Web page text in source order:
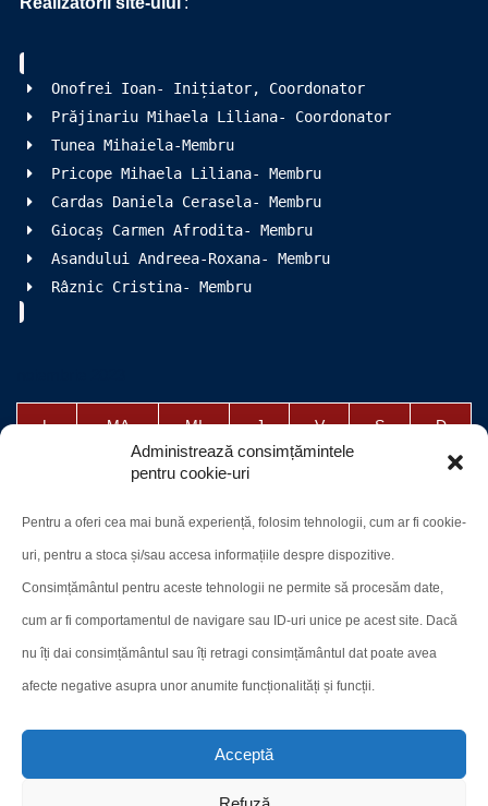
Administrează consimțămintele
pentru cookie-uri
Pentru a oferi cea mai bună experiență, folosim tehnologii, cum ar fi cookie-
uri, pentru a stoca și/sau accesa informațiile despre dispozitive.
Consimțământul pentru aceste tehnologii ne permite să procesăm date,
cum ar fi comportamentul de navigare sau ID-uri unice pe acest site. Dacă
nu îți dai consimțământul sau îți retragi consimțământul dat poate avea
afecte negative asupra unor anumite funcționalități și funcții.
Acceptă
Onofrei Ioan- Inițiator, Coordonator
Prăjinariu Mihaela Liliana- Coordonator
Tunea Mihaiela-Membru
Pricope Mihaela Liliana- Membru
Cardas Daniela Cerasela- Membru
Giocaș Carmen Afrodita- Membru
Asandului Andreea-Roxana- Membru
Râznic Cristina- Membru
L MA MI J V S D
1
16 18
20 21 22 23 24 25 26
27 28 29 30
« oct. dec. »